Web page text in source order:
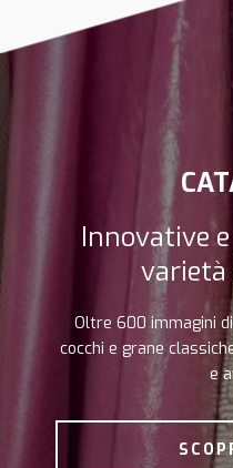
Innovative
Oltre 600 immagini
cocchi e grane
e